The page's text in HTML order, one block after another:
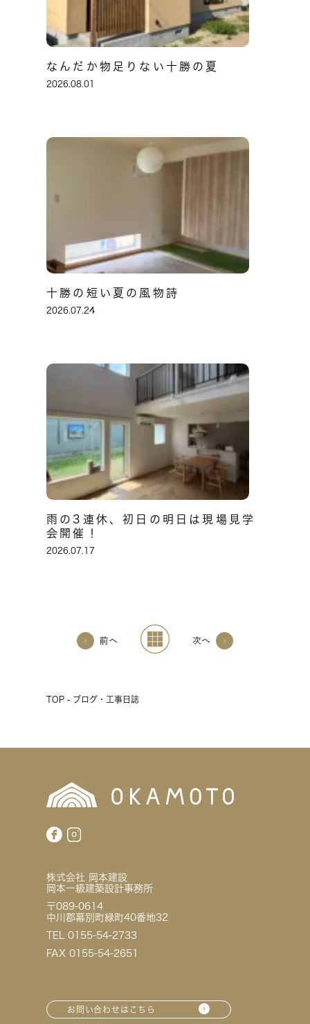
なんだか物足りない十勝の夏
2026.08.01
十勝の短い夏の風物詩
2026.07.24
雨の3連休、初日の明日は現場見学
会開催！
2026.07.17
前へ 次へ
TOP - ブログ・工事日誌
株式会社 岡本建設
岡本一級建築設計事務所
〒089-0614
中川郡幕別町緑町40番地32
TEL 0155-54-2733
FAX 0155-54-2651
お問い合わせはこちら